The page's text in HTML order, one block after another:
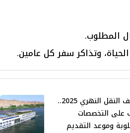
المطلوب.
وتذاكر سفر كل عامين.
وظائف النقل النهري 2025..
على التخصصات
وموعد التقديم